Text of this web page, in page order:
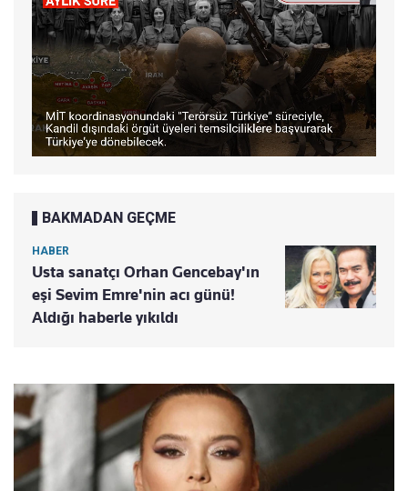
BAKMADAN GEÇME
HABER
Usta sanatçı Orhan Gencebay'ın
eşi Sevim Emre'nin acı günü!
Aldığı haberle yıkıldı